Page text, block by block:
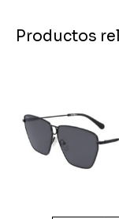
Productos